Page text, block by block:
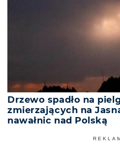
Drzewo spadło na
zmierzających na
nawałnic nad Polską